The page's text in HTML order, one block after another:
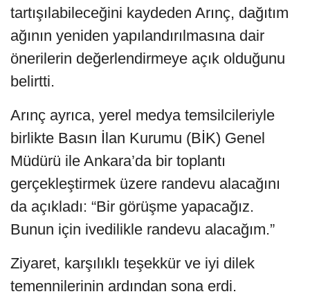
tartışılabileceğini kaydeden Arınç, dağıtım
ağının yeniden yapılandırılmasına dair
önerilerin değerlendirmeye açık olduğunu
belirtti.
Arınç ayrıca, yerel medya temsilcileriyle
birlikte Basın İlan Kurumu (BİK) Genel
Müdürü ile Ankara’da bir toplantı
gerçekleştirmek üzere randevu alacağını
da açıkladı: “Bir görüşme yapacağız.
Bunun için ivedilikle randevu alacağım.”
Ziyaret, karşılıklı teşekkür ve iyi dilek
temennilerinin ardından sona erdi.